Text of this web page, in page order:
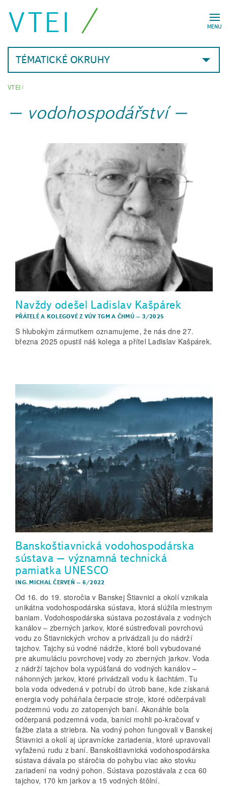
MENU
VTEI
TÉMATICKÉ OKRUHY
VTEI/
vodohospodářství
Navždy odešel Ladislav Kašpárek
PŘÁTELÉ A KOLEGOVÉ Z VÚV TGM A ČHMÚ– 3/2025
S hlubokým zármutkem oznamujeme, že nás dne 27.
března 2025 opustil náš kolega a přítel Ladislav Kašpárek.
Banskoštiavnická vodohospodárska
sústava – významná technická
pamiatka UNESCO
ING. MICHAL ČERVEŇ – 6/2022
Od 16. do 19. storočia v Banskej Štiavnici a okolí vznikala
unikátna vodohospodárska sústava, ktorá slúžila miestnym
baniam. Vodohospodárska sústava pozostávala z vodných
kanálov – zberných jarkov, ktoré sústreďovali povrchovú
vodu zo Štiavnických vrchov a privádzali ju do nádrží
tajchov. Tajchy sú vodné nádrže, ktoré boli vybudované
pre akumuláciu povrchovej vody zo zberných jarkov. Voda
z nádrží tajchov bola vypúšťaná do vodných kanálov –
náhonných jarkov, ktoré privádzali vodu k šachtám. Tu
bola voda odvedená v potrubí do útrob bane, kde získaná
energia vody poháňala čerpacie stroje, ktoré odčerpávali
podzemnú vodu zo zatopených baní. Akonáhle bola
odčerpaná podzemná voda, baníci mohli po-kračovať v
ťažbe zlata a striebra. Na vodný pohon fungovali v Banskej
Štiavnici a okolí aj úpravnícke zariadenia, ktoré upravovali
vyťaženú rudu z baní. Banskoštiavnická vodohospodárska
sústava dávala po stáročia do pohybu viac ako stovku
zariadení na vodný pohon. Sústava pozostávala z cca 60
tajchov, 170 km jarkov a 15 vodných štôlní.